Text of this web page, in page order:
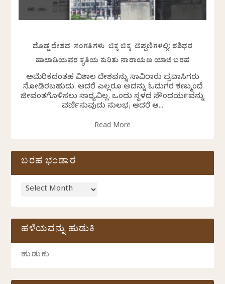
ದೊಡ್ಡ ದೇಶದ ಸಂಗತಿಗಳು ಚಿಕ್ಕ ಚಿಕ್ಕ ಟಿಪ್ಪಣಿಗಳಲ್ಲಿ: ಶಶಿಧರ
ಹಾಲಾಡಿಯವರ ಕೃತಿಯ ಕುರಿತು ನಾರಾಯಣ ಯಾಜಿ ಬರಹ
ಅಮೆರಿಕದಂತಹ ವಿಶಾಲ ದೇಶವನ್ನು ಸಾವಿರಾರು ಪ್ರವಾಸಿಗರು
ನೋಡಿರಬಹುದು. ಆದರೆ ಎಲ್ಲರೂ ಅದನ್ನು ಓದುಗರ ಕಣ್ಮುಂದೆ
ಜೀವಂತಗೊಳಿಸಲು ಸಾಧ್ಯವಿಲ್ಲ. ಒಂದು ಸ್ಥಳದ ಸೌಂದರ್ಯವನ್ನು
ವರ್ಣಿಸುವುದು ಸುಲಭ; ಆದರೆ ಆ...
Read More
ಬರಹ ಭಂಡಾರ
ಹಳೆಯವನ್ನು ಹುಡುಕಿ